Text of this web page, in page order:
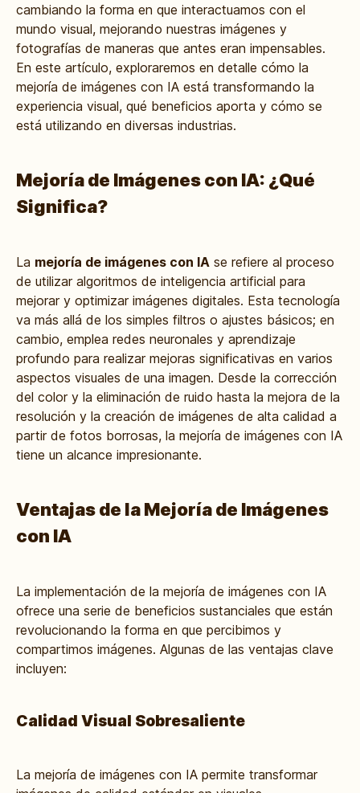
cambiando la forma en que interactuamos con el
mundo visual, mejorando nuestras imágenes y
fotografías de maneras que antes eran impensables.
En este artículo, exploraremos en detalle cómo la
mejoría de imágenes con IA está transformando la
experiencia visual, qué beneficios aporta y cómo se
está utilizando en diversas industrias.
Mejoría de Imágenes con IA: ¿Qué
Significa?
La mejoría de imágenes con IA se refiere al proceso
de utilizar algoritmos de inteligencia artificial para
mejorar y optimizar imágenes digitales. Esta tecnología
va más allá de los simples filtros o ajustes básicos; en
cambio, emplea redes neuronales y aprendizaje
profundo para realizar mejoras significativas en varios
aspectos visuales de una imagen. Desde la corrección
del color y la eliminación de ruido hasta la mejora de la
resolución y la creación de imágenes de alta calidad a
partir de fotos borrosas, la mejoría de imágenes con IA
tiene un alcance impresionante.
Ventajas de la Mejoría de Imágenes
con IA
La implementación de la mejoría de imágenes con IA
ofrece una serie de beneficios sustanciales que están
revolucionando la forma en que percibimos y
compartimos imágenes. Algunas de las ventajas clave
incluyen:
Calidad Visual Sobresaliente
La mejoría de imágenes con IA permite transformar